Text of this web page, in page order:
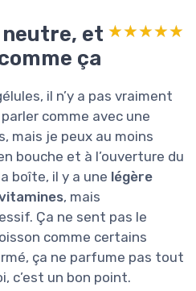
neutre, et
ça
★★★★★
★★★★★
il n’y a pas vraiment
comme avec une
mais je peux au moins
bouche et à l’ouverture du
boîte, il y a une légère
, mais
Ça ne sent pas le
comme certains
ça ne parfume pas tout
c’est un bon point.